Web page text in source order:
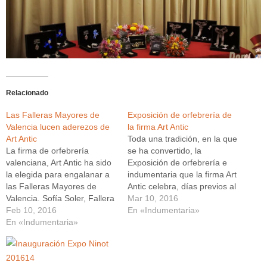
Relacionado
Las Falleras Mayores de
Valencia lucen aderezos de
Art Antic
La firma de orfebrería
valenciana, Art Antic ha sido
la elegida para engalanar a
las Falleras Mayores de
Valencia. Sofía Soler, Fallera
Mayor Infantil de Valencia
2016, llevó en la Exposición
realizado en plata de ley
acabado en brillo y montado
Feb 10, 2016
En «Indumentaria»
Exposición de orfebrería de
la firma Art Antic
Toda una tradición, en la que
se ha convertido, la
Exposición de orfebrería e
indumentaria que la firma Art
Antic celebra, días previos al
inicio de la gran semana
fallera. El lugar elegido el
Mar 10, 2016
En «Indumentaria»